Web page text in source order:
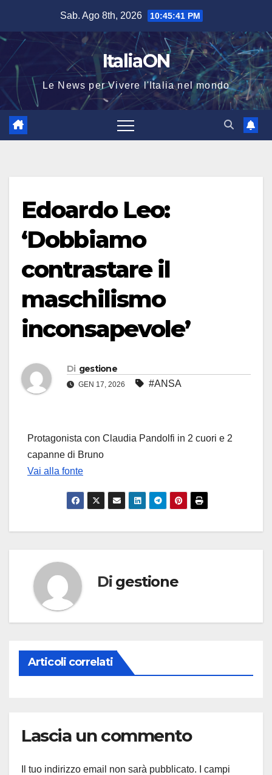
contenuto
Sab. Ago 8th, 2026 10:45:42 PM
ItaliaON
Le News per Vivere l'Italia nel mondo
Edoardo Leo:
‘Dobbiamo
contrastare il
maschilismo
inconsapevole’
Di gestione
GEN 17, 2026 #ANSA
Protagonista con Claudia Pandolfi in 2 cuori e 2
capanne di Bruno
Vai alla fonte
Di gestione
Articoli correlati
Lascia un commento
Il tuo indirizzo email non sarà pubblicato.
I campi